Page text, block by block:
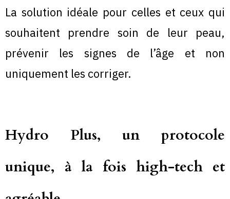
La solution idéale pour celles et ceux qui
souhaitent prendre soin de leur peau,
prévenir les signes de l’âge et non
uniquement les corriger.
Hydro Plus, un protocole
unique, à la fois high-tech et